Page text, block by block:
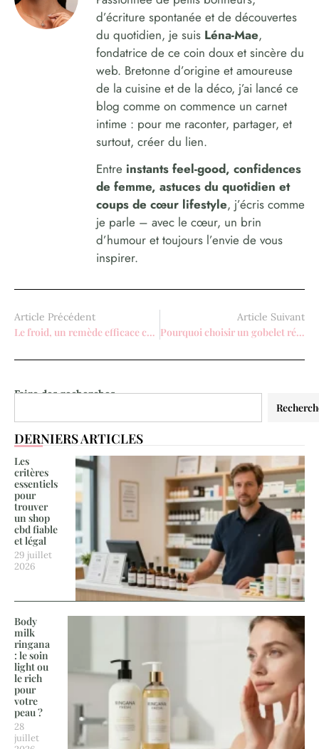
Faire des recherches
DERNIERS ARTICLES
Les
critères
essentiels
pour
trouver
un shop
cbd fiable
et légal
29 juillet
2026
Body
milk
ringana
: le soin
light ou
le rich
pour
votre
peau ?
28
juillet
d’écriture spontanée et de découvertes
du quotidien, je suis Léna-Mae,
fondatrice de ce coin doux et sincère du
web. Bretonne d’origine et amoureuse
de la cuisine et de la déco, j’ai lancé ce
blog comme on commence un carnet
intime : pour me raconter, partager, et
surtout, créer du lien.
Entre instants feel-good, confidences
de femme, astuces du quotidien et
coups de cœur lifestyle, j’écris comme
je parle – avec le cœur, un brin
d’humour et toujours l’envie de vous
inspirer.
Article Précédent
Le froid, un remède efficace contre les douleurs musculaires et articulaires
Article Suivant
Pourquoi choisir un gobelet réutilisable plutôt qu’un gobelet jetable ?